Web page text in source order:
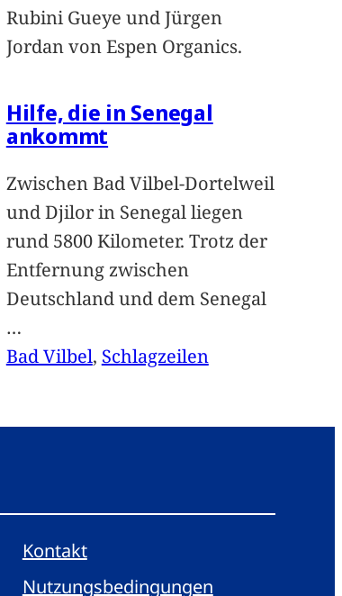
Rubini Gueye und Jürgen
Jordan von Espen Organics.
Hilfe, die in Senegal
ankommt
Zwischen Bad Vilbel-Dortelweil
und Djilor in Senegal liegen
rund 5800 Kilometer. Trotz der
Entfernung zwischen
Deutschland und dem Senegal
…
Bad Vilbel, Schlagzeilen
Kontakt
Nutzungsbedingungen